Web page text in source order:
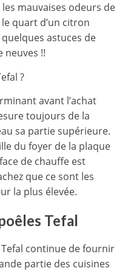
mauvaises odeurs de
quart d’un citron
astuces de
neuves !!
?
avant l’achat
toujours de la
sa partie supérieure.
du foyer de la plaque
de chauffe est
que ce sont les
la plus élevée.
Tefal
continue de fournir
partie des cuisines